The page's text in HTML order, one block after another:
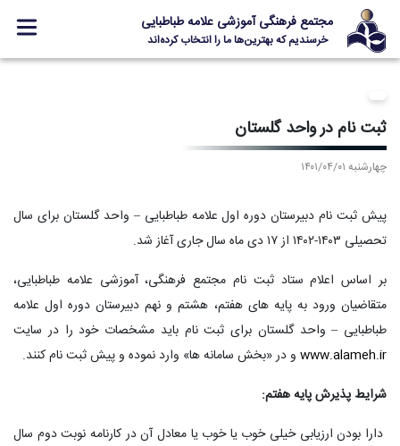
مجتمع فرهنگی آموزشی علامه طباطبایی
خرسندیم که بهترین‌ها ما را انتخاب کرده‌اند
ثبت نام
مدارس
جشنواره ها
علامه +
ارتباط با ما
Designed and Developed by Kavano Team 2016-18
ثبت نام در واحد گلستان
چهارشنبه ۱۴۰۱/۰۴/۰۱
پیش ثبت نام دبیرستان دوره اول علامه طباطبایی – واحد گلستان برای سال
تحصیلی ۱۴۰۳-۱۴۰۲ از ۱۷ دی ماه سال جاری آغاز شد.
بر اساس اعلام ستاد ثبت نام مجتمع فرهنگی، آموزشی علامه طباطبایی،
متقاضیان ورود به پایه های هفتم، هشتم و نهم دبیرستان دوره اول علامه
طباطبایی – واحد گلستان برای ثبت نام باید مشخصات خود را در سایت
www.alameh.ir و در «بخش سامانه ها» وارد نموده و پیش ثبت نام کنند.
شرایط پذیرش پایه هفتم:
دارا بودن ارزیابی خیلی خوب یا خوب یا معادل آن در کارنامه نوبت دوم سال